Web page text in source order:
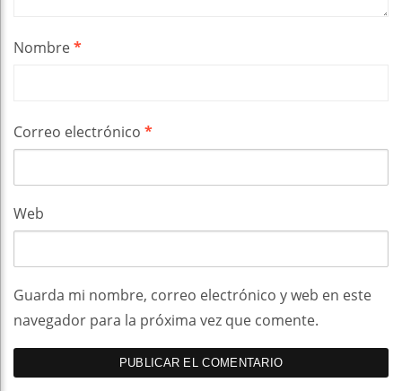
Nombre*
Correo electrónico *
Web
Guarda mi nombre, correo electrónico y web en este
navegador para la próxima vez que comente.